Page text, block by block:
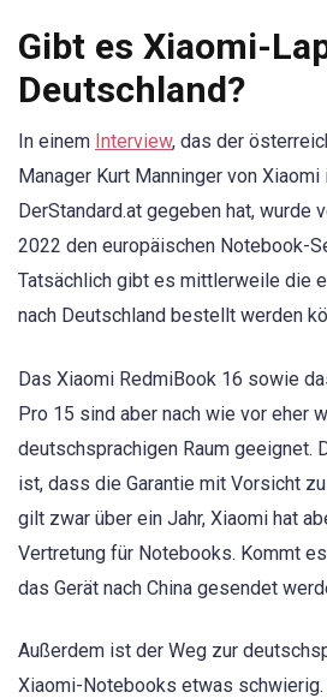
Gibt es Xiaomi-
Deutschland?
In einem Interview, das der
Manager Kurt Manninger von
DerStandard.at gegeben hat, wurde
2022 den europäischen Notebook-
Tatsächlich gibt es mittlerweile die
nach Deutschland bestellt werden
Das Xiaomi RedmiBook 16 sowie
Pro 15 sind aber nach wie vor eher
deutschsprachigen Raum geeignet.
ist, dass die Garantie mit Vorsicht
gilt zwar über ein Jahr, Xiaomi hat
Vertretung für Notebooks. Kommt
das Gerät nach China gesendet
Außerdem ist der Weg zur
Xiaomi-Notebooks etwas